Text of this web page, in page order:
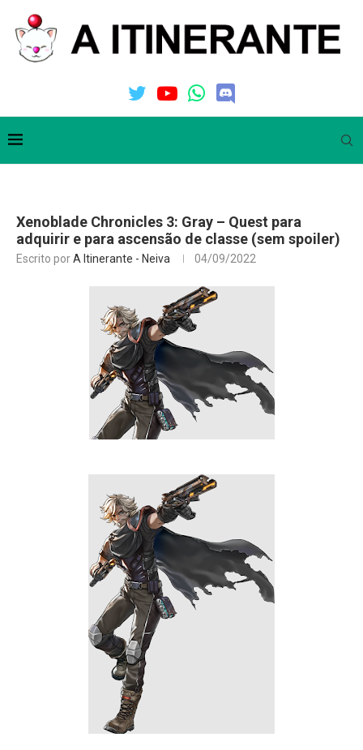
Xenoblade Chronicles 3: Gray – Quest para
adquirir e para ascensão de classe (sem spoiler)
Escrito porA Itinerante - Neiva 04/09/2022